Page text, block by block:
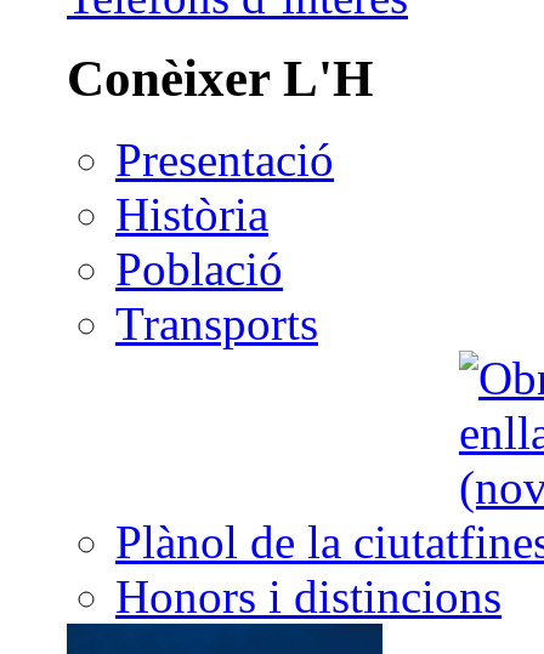
Conèixer L'H
Presentació
Història
Població
Transports
Plànol de la ciutat
Honors i distincions